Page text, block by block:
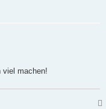
viel machen!